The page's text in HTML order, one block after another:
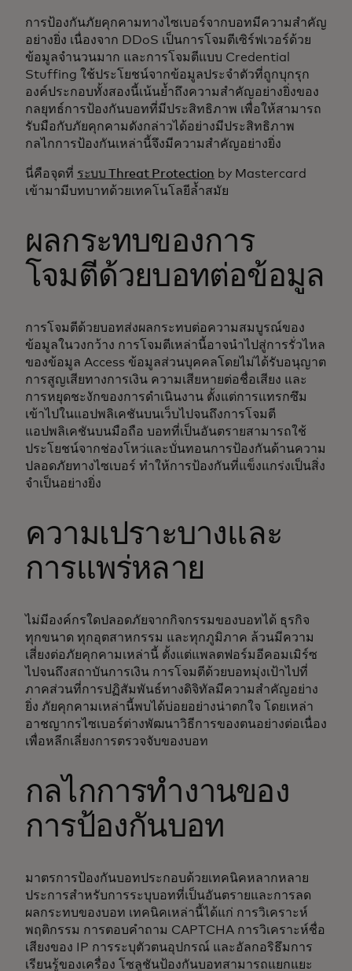
การป้องกันภัยคุกคามทางไซเบอร์จากบอทมีความสำคัญ
อย่างยิ่ง เนื่องจาก DDoS เป็นการโจมตีเซิร์ฟเวอร์ด้วย
ข้อมูลจำนวนมาก และการโจมตีแบบ Credential
Stuffing ใช้ประโยชน์จากข้อมูลประจำตัวที่ถูกบุกรุก
องค์ประกอบทั้งสองนี้เน้นย้ำถึงความสำคัญอย่างยิ่งของ
กลยุทธ์การป้องกันบอทที่มีประสิทธิภาพ เพื่อให้สามารถ
รับมือกับภัยคุกคามดังกล่าวได้อย่างมีประสิทธิภาพ
กลไกการป้องกันเหล่านี้จึงมีความสำคัญอย่างยิ่ง
นี่คือจุดที่ ระบบ Threat Protection by Mastercard
เข้ามามีบทบาทด้วยเทคโนโลยีล้ำสมัย
ผลกระทบของการ
โจมตีด้วยบอทต่อข้อมูล
การโจมตีด้วยบอทส่งผลกระทบต่อความสมบูรณ์ของ
ข้อมูลในวงกว้าง การโจมตีเหล่านี้อาจนำไปสู่การรั่วไหล
ของข้อมูล Access ข้อมูลส่วนบุคคลโดยไม่ได้รับอนุญาต
การสูญเสียทางการเงิน ความเสียหายต่อชื่อเสียง และ
การหยุดชะงักของการดำเนินงาน ตั้งแต่การแทรกซึม
เข้าไปในแอปพลิเคชันบนเว็บไปจนถึงการโจมตี
แอปพลิเคชันบนมือถือ บอทที่เป็นอันตรายสามารถใช้
ประโยชน์จากช่องโหว่และบั่นทอนการป้องกันด้านความ
ปลอดภัยทางไซเบอร์ ทำให้การป้องกันที่แข็งแกร่งเป็นสิ่ง
จำเป็นอย่างยิ่ง
ความเปราะบางและ
การแพร่หลาย
ไม่มีองค์กรใดปลอดภัยจากกิจกรรมของบอทได้ ธุรกิจ
ทุกขนาด ทุกอุตสาหกรรม และทุกภูมิภาค ล้วนมีความ
เสี่ยงต่อภัยคุกคามเหล่านี้ ตั้งแต่แพลตฟอร์มอีคอมเมิร์ซ
ไปจนถึงสถาบันการเงิน การโจมตีด้วยบอทมุ่งเป้าไปที่
ภาคส่วนที่การปฏิสัมพันธ์ทางดิจิทัลมีความสำคัญอย่าง
ยิ่ง ภัยคุกคามเหล่านี้พบได้บ่อยอย่างน่าตกใจ โดยเหล่า
อาชญากรไซเบอร์ต่างพัฒนาวิธีการของตนอย่างต่อเนื่อง
เพื่อหลีกเลี่ยงการตรวจจับของบอท
กลไกการทำงานของ
การป้องกันบอท
มาตรการป้องกันบอทประกอบด้วยเทคนิคหลากหลาย
ประการสำหรับการระบุบอทที่เป็นอันตรายและการลด
ผลกระทบของบอท เทคนิคเหล่านี้ได้แก่ การวิเคราะห์
พฤติกรรม การตอบคำถาม CAPTCHA การวิเคราะห์ชื่อ
เสียงของ IP การระบุตัวตนอุปกรณ์ และอัลกอริธึมการ
เรียนรู้ของเครื่อง โซลูชันป้องกันบอทสามารถแยกแยะ